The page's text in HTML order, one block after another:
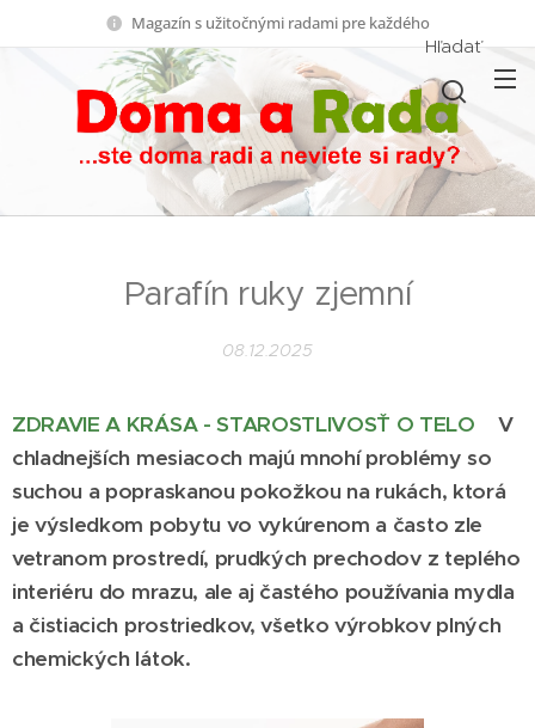
Magazín s užitočnými radami pre každého
Hľadať
Parafín ruky zjemní
08.12.2025
ZDRAVIE A KRÁSA - STAROSTLIVOSŤ O TELO
V
chladnejších mesiacoch majú mnohí problémy so
suchou a popraskanou pokožkou na rukách, ktorá
je výsledkom pobytu vo vykúrenom a často zle
vetranom prostredí, prudkých prechodov z teplého
interiéru do mrazu, ale aj častého používania mydla
a čistiacich prostriedkov, všetko výrobkov plných
chemických látok.